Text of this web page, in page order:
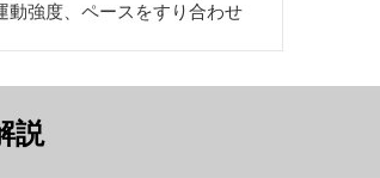
動強度、ペースをすり合わせ
説